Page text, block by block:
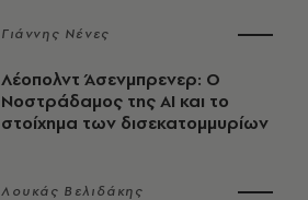
Γιάννης Νένες
Λέοπολντ Άσενμπρενερ: Ο
Νοστράδαμος της AI και το
στοίχημα των δισεκατομμυρίων
Λουκάς Βελιδάκης